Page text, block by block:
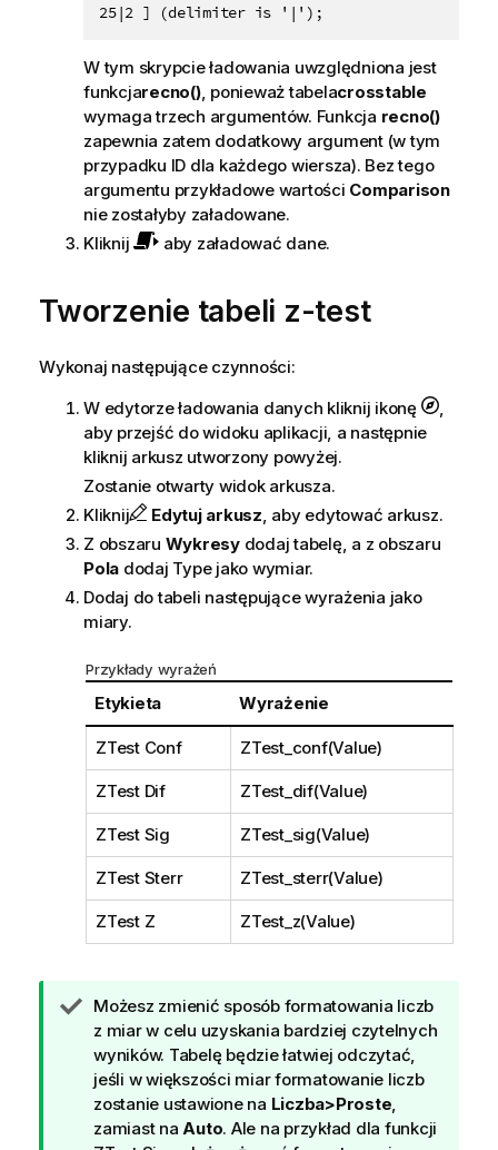
25|2 ] (delimiter is '|');
W tym skrypcie ładowania uwzględniona jest
funkcjarecno(), ponieważ tabelacrosstable
wymaga trzech argumentów. Funkcja recno()
zapewnia zatem dodatkowy argument (w tym
przypadku ID dla każdego wiersza). Bez tego
argumentu przykładowe wartości Comparison
nie zostałyby załadowane.
Kliknij
aby załadować dane.
Tworzenie tabeli z-test
Wykonaj następujące czynności:
W edytorze ładowania danych kliknij ikonę
,
aby przejść do widoku aplikacji, a następnie
kliknij arkusz utworzony powyżej.
Zostanie otwarty widok arkusza.
Kliknij
Edytuj arkusz, aby edytować arkusz.
Z obszaru Wykresydodaj tabelę, a z obszaru
Pola dodaj Typejako wymiar.
Dodaj do tabeli następujące wyrażenia jako
miary.
Przykłady wyrażeń
Etykieta Wyrażenie
ZTest Conf ZTest_conf(Value)
ZTest Dif ZTest_dif(Value)
ZTest Sig ZTest_sig(Value)
ZTest Sterr ZTest_sterr(Value)
ZTest Z ZTest_z(Value)
W
s
k
a
z
ó
Możesz zmienić sposób formatowania liczb
z miar w celu uzyskania bardziej czytelnych
wyników. Tabelę będzie łatwiej odczytać,
jeśli w większości miar formatowanie liczb
zostanie ustawione na Liczba>Proste,
zamiast naAuto. Ale na przykład dla funkcji